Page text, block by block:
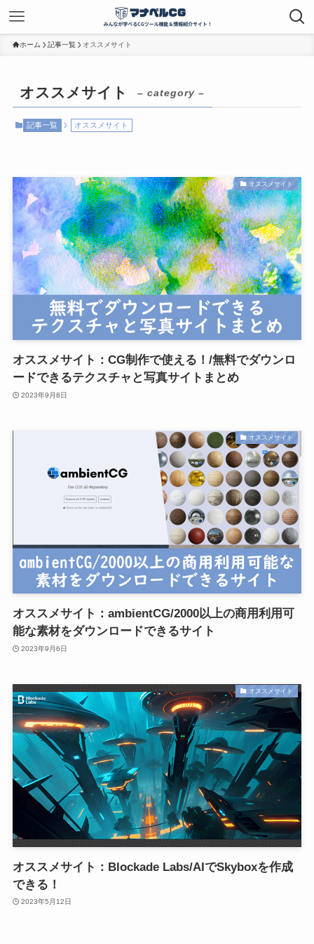
ホーム 記事一覧 オススメサイト
オススメサイト – category –
記事一覧 オススメサイト
オススメサイト
オススメサイト：CG制作で使える！/無料でダウンロ
ードできるテクスチャと写真サイトまとめ
2023年9月8日
オススメサイト
オススメサイト：ambientCG/2000以上の商用利用可
能な素材をダウンロードできるサイト
2023年9月6日
オススメサイト
オススメサイト：Blockade Labs/AIでSkyboxを作成
できる！
2023年5月12日